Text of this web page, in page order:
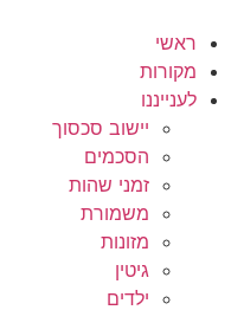
לתוכן
ראשי
מקורות
לענייננו
יישוב סכסוך
הסכמים
זמני שהות
משמורת
מזונות
גיטין
ילדים